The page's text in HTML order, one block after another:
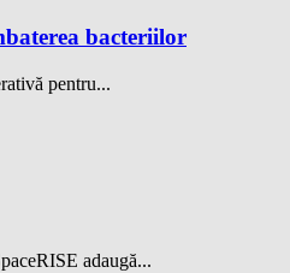
bacteriilor
pentru...
adaugă...